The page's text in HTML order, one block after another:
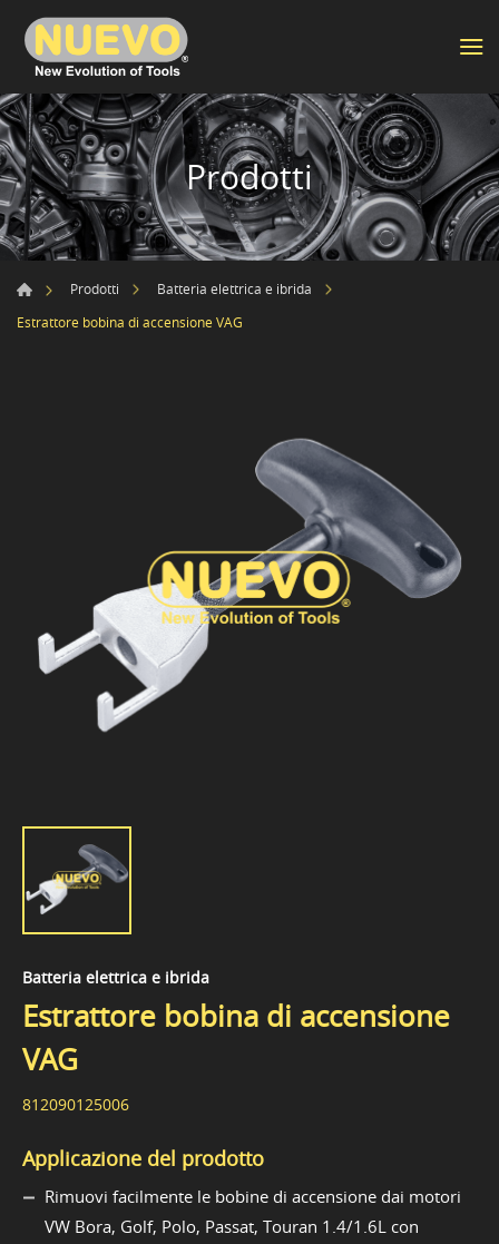
Prodotti
Prodotti
Batteria elettrica e ibrida
Estrattore bobina di accensione VAG
Batteria elettrica e ibrida
Estrattore bobina di accensione
VAG
812090125006
Applicazione del prodotto
Rimuovi facilmente le bobine di accensione dai motori
VW Bora, Golf, Polo, Passat, Touran 1.4/1.6L con